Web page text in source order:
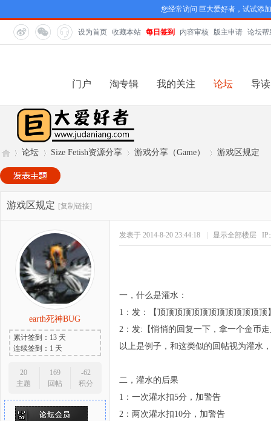
您经常访问 巨大爱好者，试试添
设为首页 收藏本站 每日签到 内容审核 版主申请 论坛帮
门户 淘专辑 我的关注 论坛 导读
巨»
论坛
›
Size Fetish资源分享 游戏分享（Game） 游戏区规定
游戏区规定 [复制链接]
earth死神BUG
累计签到：13 天
连续签到：1 天
20
主题
169
回帖
-62
积分
发表于 2014-8-20 23:44:18 显示全部楼层
一，什么是灌水：
1：发：【顶顶顶顶顶顶顶顶顶顶顶顶顶
2：发:【悄悄的回复一下，拿一个金币
以上是例子，和这类似的回帖视为灌水
二，灌水的后果
1：一次灌水扣5分，加警告
2：两次灌水扣10分，加警告